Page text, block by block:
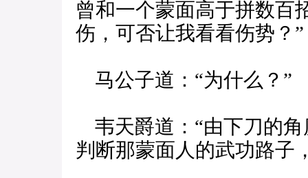
曾和一个蒙面高于拼数百
伤，可否让我看看伤势？”
马公子道：“为什么？”
韦天爵道：“由下刀的
判断那蒙面人的武功路子